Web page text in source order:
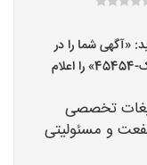
«آگهی شما را در
سایت ملک باران دیده ام و کد «مشاور املاک-45454» را اعلام
تخصصی
و مسئولیتی